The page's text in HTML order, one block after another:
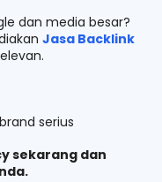
dan media besar?
Jasa Backlink
serius
sekarang dan